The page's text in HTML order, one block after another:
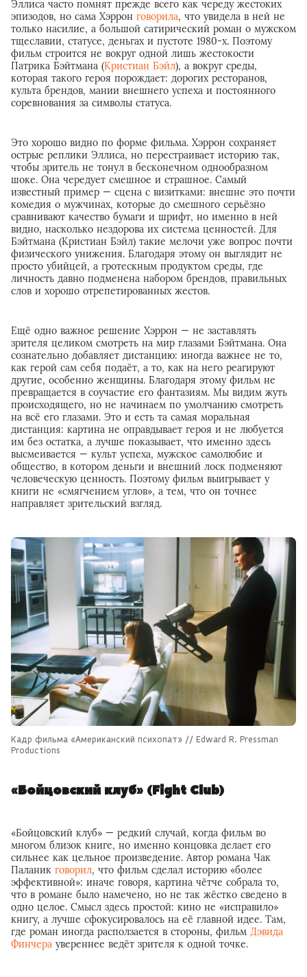
Эллиса часто помнят прежде всего как череду жестоких
эпизодов, но сама Хэррон говорила, что увидела в ней не
только насилие, а большой сатирический роман о мужском
тщеславии, статусе, деньгах и пустоте 1980-х. Поэтому
фильм строится не вокруг одной лишь жестокости
Патрика Бэйтмана (Кристиан Бэйл), а вокруг среды,
которая такого героя порождает: дорогих ресторанов,
культа брендов, мании внешнего успеха и постоянного
соревнования за символы статуса.
Это хорошо видно по форме фильма. Хэррон сохраняет
острые реплики Эллиса, но перестраивает историю так,
чтобы зритель не тонул в бесконечном однообразном
шоке. Она чередует смешное и страшное. Самый
известный пример — сцена с визитками: внешне это почти
комедия о мужчинах, которые до смешного серьёзно
сравнивают качество бумаги и шрифт, но именно в ней
видно, насколько нездорова их система ценностей. Для
Бэйтмана (Кристиан Бэйл) такие мелочи уже вопрос почти
физического унижения. Благодаря этому он выглядит не
просто убийцей, а гротескным продуктом среды, где
личность давно подменена набором брендов, правильных
слов и хорошо отрепетированных жестов.
Ещё одно важное решение Хэррон — не заставлять
зрителя целиком смотреть на мир глазами Бэйтмана. Она
сознательно добавляет дистанцию: иногда важнее не то,
как герой сам себя подаёт, а то, как на него реагируют
другие, особенно женщины. Благодаря этому фильм не
превращается в соучастие его фантазиям. Мы видим жуть
происходящего, но не начинаем по умолчанию смотреть
на всё его глазами. Это и есть та самая моральная
дистанция: картина не оправдывает героя и не любуется
им без остатка, а лучше показывает, что именно здесь
высмеивается — культ успеха, мужское самолюбие и
общество, в котором деньги и внешний лоск подменяют
человеческую ценность. Поэтому фильм выигрывает у
книги не «смягчением углов», а тем, что он точнее
направляет зрительский взгляд.
Кадр фильма «Американский психопат» // Edward R. Pressman
Productions
«Бойцовский клуб» (Fight Club)
«Бойцовский клуб» — редкий случай, когда фильм во
многом близок книге, но именно концовка делает его
сильнее как цельное произведение. Автор романа Чак
Паланик говорил, что фильм сделал историю «более
эффективной»: иначе говоря, картина чётче собрала то,
что в романе было намечено, но не так жёстко сведено в
одно целое. Смысл здесь простой: кино не «исправило»
книгу, а лучше сфокусировалось на её главной идее. Там,
где роман иногда расползается в стороны, фильм Дэвида
Финчера увереннее ведёт зрителя к одной точке.